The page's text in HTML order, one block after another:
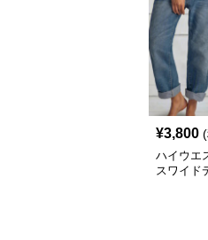
¥3,800
ハイウエ
スワイド